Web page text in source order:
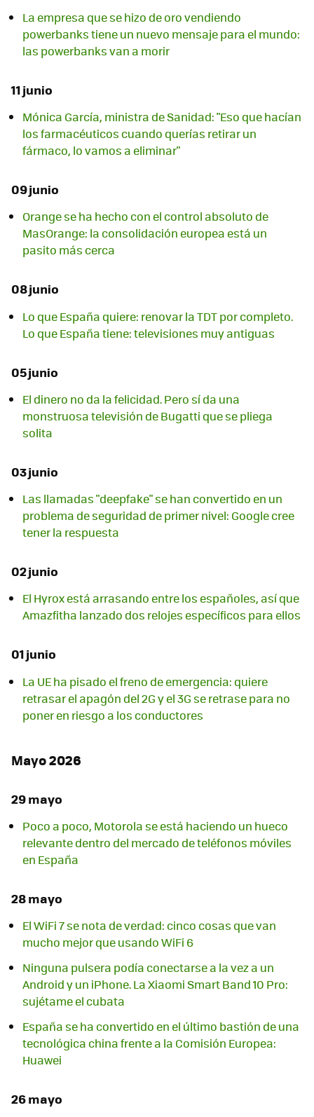
La empresa que se hizo de oro vendiendo
powerbanks tiene un nuevo mensaje para el mundo:
las powerbanks van a morir
11 junio
Mónica García, ministra de Sanidad: "Eso que hacían
los farmacéuticos cuando querías retirar un
fármaco, lo vamos a eliminar"
09 junio
Orange se ha hecho con el control absoluto de
MasOrange: la consolidación europea está un
pasito más cerca
08 junio
Lo que España quiere: renovar la TDT por completo.
Lo que España tiene: televisiones muy antiguas
05 junio
El dinero no da la felicidad. Pero sí da una
monstruosa televisión de Bugatti que se pliega
solita
03 junio
Las llamadas "deepfake" se han convertido en un
problema de seguridad de primer nivel: Google cree
tener la respuesta
02 junio
El Hyrox está arrasando entre los españoles, así que
Amazfitha lanzado dos relojes específicos para ellos
01 junio
La UE ha pisado el freno de emergencia: quiere
retrasar el apagón del 2G y el 3G se retrase para no
poner en riesgo a los conductores
Mayo 2026
29 mayo
Poco a poco, Motorola se está haciendo un hueco
relevante dentro del mercado de teléfonos móviles
en España
28 mayo
El WiFi 7 se nota de verdad: cinco cosas que van
mucho mejor que usando WiFi 6
Ninguna pulsera podía conectarse a la vez a un
Android y un iPhone. La Xiaomi Smart Band 10 Pro:
sujétame el cubata
España se ha convertido en el último bastión de una
tecnológica china frente a la Comisión Europea:
Huawei
26 mayo